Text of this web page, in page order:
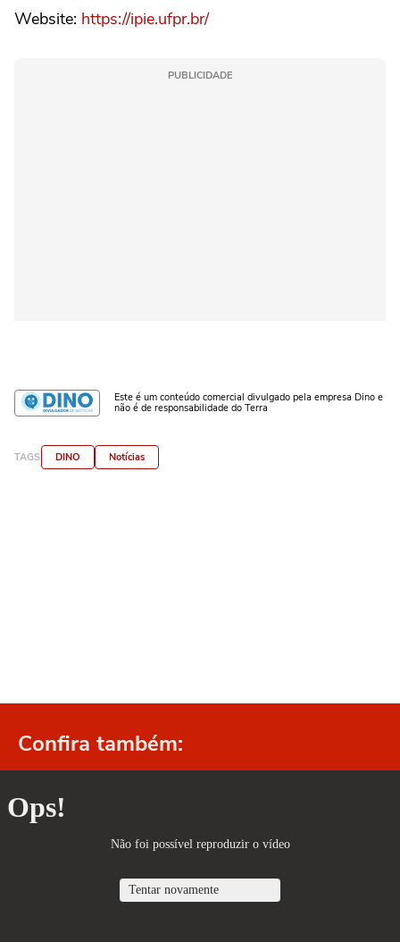
Website: https://ipie.ufpr.br/
PUBLICIDADE
Este é um conteúdo comercial divulgado pela empresa Dino e
não é de responsabilidade do Terra
TAGS DINO Notícias
Confira também: